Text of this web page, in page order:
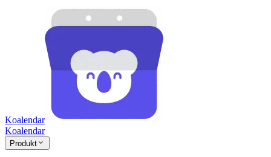
Koalendar
Koalendar
Produkt